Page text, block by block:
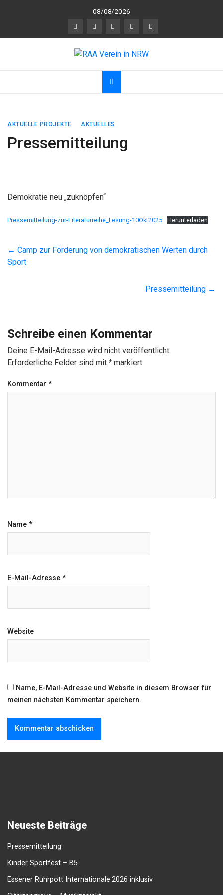
08/08/2026
RAA Verein in NRW
nerkennung und
AKTUELLE PROJEKTE AKTUELLES
Pressemitteilung
Demokratie neu „zuknöpfen“
Pressemitteilung-zur-Literaturreihe_Lesung-10Okt2025 Herunterladen
← Camp zur Förderung von demokratischen Werten durch
Sport
Pressemitteilung →
Schreibe einen Kommentar
Deine E-Mail-Adresse wird nicht veröffentlicht.
Erforderliche Felder sind mit * markiert
Kommentar *
Name *
E-Mail-Adresse *
Website
Name, E-Mail-Adresse und Website in diesem Browser für
meinen nächsten Kommentar speichern.
Neueste Beiträge
Pressemitteilung
Kinder Sportfest – B5
Essener Ruhrpott Internationale 2026 inklusiv